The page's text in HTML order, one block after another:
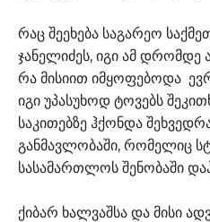
რაც შეეხება საგარეო
ჯანელიძეს, იგი ამ დრომდე
რა მისიით იმყოფებოდა
იგი უპასუხოდ ტოვებს
საკითებზე ჰქონდა
განმავლობაში, რომელიც
სასამართლოს შენობაში
ქიბარ ხალვაშსა და მისი